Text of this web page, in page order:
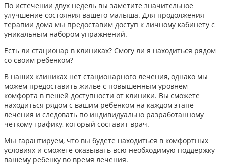
По истечении двух недель вы заметите значительное
улучшение состояния вашего малыша. Для продолжения
терапии дома мы предоставим доступ к личному кабинету с
уникальным набором упражнений.
Есть ли стационар в клиниках? Смогу ли я находиться рядом
со своим ребенком?
В наших клиниках нет стационарного лечения, однако мы
можем предоставить жилье с повышенным уровнем
комфорта в пешей доступности от клиники. Вы сможете
находиться рядом с вашим ребенком на каждом этапе
лечения и следовать по индивидуально разработанному
четкому графику, который составит врач.
Мы гарантируем, что вы будете находиться в комфортных
условиях и сможете оказывать всю необходимую поддержку
вашему ребенку во время лечения.